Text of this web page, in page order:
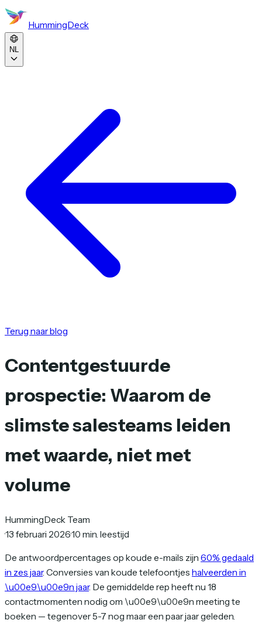
HummingDeck
NL
Terug naar blog
Contentgestuurde
prospectie: Waarom de
slimste salesteams leiden
met waarde, niet met
volume
HummingDeck Team
·13 februari 2026·10 min. leestijd
De antwoordpercentages op koude e-mails zijn 60% gedaald
in zes jaar. Conversies van koude telefoontjes halveerden in
\u00e9\u00e9n jaar. De gemiddelde rep heeft nu 18
contactmomenten nodig om \u00e9\u00e9n meeting te
boeken — tegenover 5-7 nog maar een paar jaar geleden.